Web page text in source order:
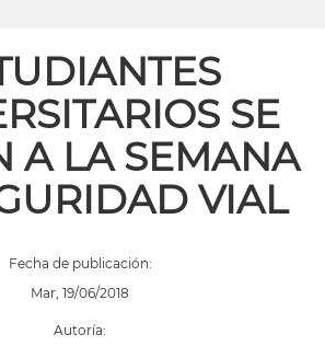
SE
A LA SEMANA
VIAL
Fecha de publicación:
Mar, 19/06/2018
Autoría: